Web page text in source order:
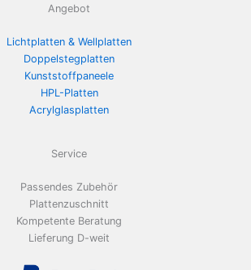
Angebot
Lichtplatten & Wellplatten
Doppelstegplatten
Kunststoffpaneele
HPL-Platten
Acrylglasplatten
Service
Passendes Zubehör
Plattenzuschnitt
Kompetente Beratung
Lieferung D-weit